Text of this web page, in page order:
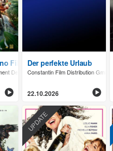
Film
Deutschland GmbH
Der perfekte Urlaub
Constantin Film Distribution GmbH
22.10.2026
UPDATE